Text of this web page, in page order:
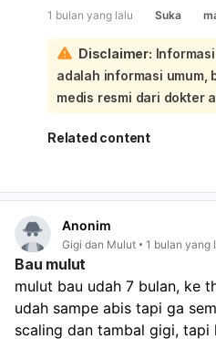
antiinflamasi nonsteroid
(contoh: Proris). Obat sakit
yang mengandung
membantu untuk infeksi.
bebas alkohol atau
Cooling 5 Plus yang
bisa digunakan. Penting
konsultasikan ke dokter
dengan tekstur lembut dan
minuman yang terlalu
minuman yang dianjurkan
Susu dan olahannya
Permen tanpa gula
Bawang putih
1 bulan yang lalu Suka
Disclaimer:
adalah informasi umum,
medis resmi dari dokter
Related content
Anonim
Gigi dan Mulut 1 bulan yang
Bau mulut
mulut bau udah 7 bulan, ke
udah sampe abis tapi ga
scaling dan tambal gigi, tapi